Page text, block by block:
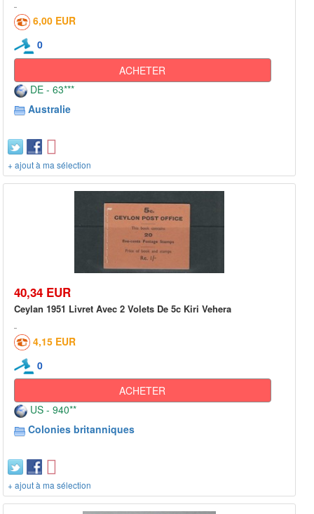
6,00 EUR
0
ACHETER
DE - 63***
Australie
+ ajout à ma sélection
40,34 EUR
Ceylan 1951 Livret Avec 2 Volets De 5c Kiri Vehera
4,15 EUR
0
ACHETER
US - 940**
Colonies britanniques
+ ajout à ma sélection